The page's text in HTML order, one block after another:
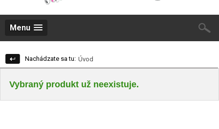
Menu
Nachádzate sa tu: Úvod
Vybraný produkt už neexistuje.